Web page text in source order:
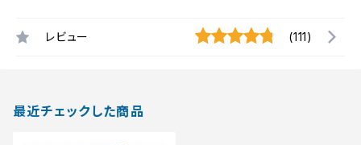
レビュー (111)
最近チェックした商品